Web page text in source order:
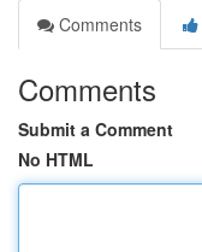
Comments
Comments
Submit a Comment
No HTML